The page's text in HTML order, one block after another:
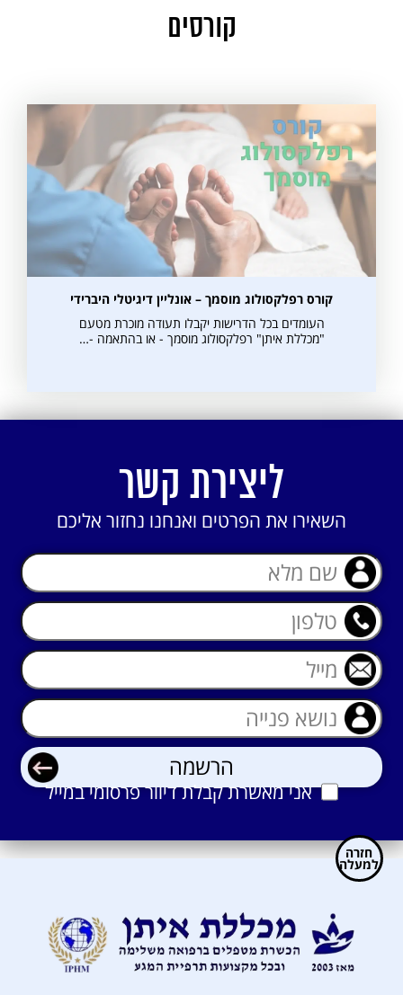
אני מאשרת קבלת דיוור פרסומי במייל
קורסים
קורס רפלקסולוג מוסמך – אונליין דיגיטלי היברידי
העומדים בכל הדרישות יקבלו תעודה מוכרת מטעם
"מכללת איתן" רפלקסולוג מוסמך - או בהתאמה -…
ליצירת קשר
השאירו את הפרטים ואנחנו נחזור אליכם
אני מאשרת קבלת דיוור פרסומי במייל
חזרה
למעלה